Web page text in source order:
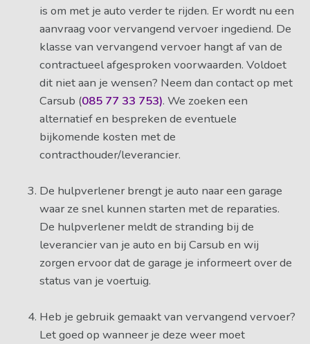
is om met je auto verder te rijden. Er wordt nu een
aanvraag voor vervangend vervoer ingediend. De
klasse van vervangend vervoer hangt af van de
contractueel afgesproken voorwaarden. Voldoet
dit niet aan je wensen? Neem dan contact op met
Carsub (085 77 33 753). We zoeken een
alternatief en bespreken de eventuele
bijkomende kosten met de
contracthouder/leverancier.
De hulpverlener brengt je auto naar een garage
waar ze snel kunnen starten met de reparaties.
De hulpverlener meldt de stranding bij de
leverancier van je auto en bij Carsub en wij
zorgen ervoor dat de garage je informeert over de
status van je voertuig.
Heb je gebruik gemaakt van vervangend vervoer?
Let goed op wanneer je deze weer moet